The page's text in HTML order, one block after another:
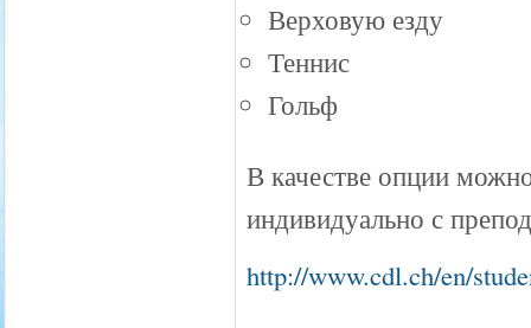
Верховую езду
Теннис
Гольф
В качестве опции
индивидуально с
http://www.cdl.ch/en/